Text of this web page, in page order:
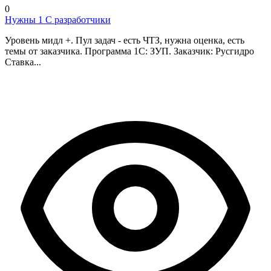
0
Нужны 1 С разработчики
Уровень мидл +. Пул задач - есть ЧТЗ, нужна оценка, есть
темы от заказчика. Программа 1С: ЗУП. Заказчик: Русгидро
Ставка...